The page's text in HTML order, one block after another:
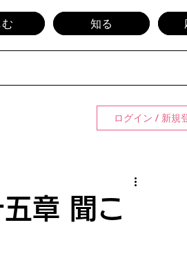
知る
ログイン / 新規
章 聞こ